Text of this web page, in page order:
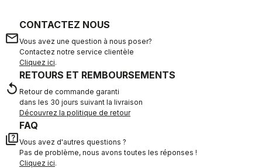
email
CONTACTEZ NOUS
Vous avez une question à nous poser?
Contactez notre service clientèle
Cliquez ici.
replay
RETOURS ET REMBOURSEMENTS
Retour de commande garanti
dans les 30 jours suivant la livraison
Découvrez la politique de retour
quiz
FAQ
Vous avez d'autres questions ?
Pas de problème, nous avons toutes les réponses !
Cliquez ici.